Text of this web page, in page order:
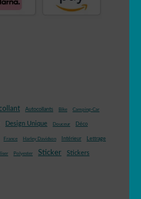
Autocollants Bike Camping-Car
Design Unique Douceur Déco
France Harley Davidson Intérieur Lettrage
Polyester Sticker Stickers